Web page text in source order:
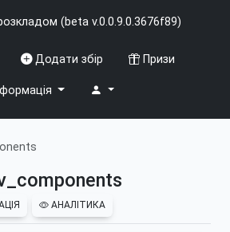
(beta v.0.0.9.0.3676f89)
Додати збір Призи
АНАЛІТИКА